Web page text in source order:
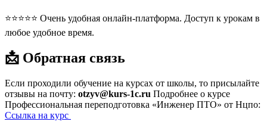
⭐⭐⭐⭐⭐ Очень удобная онлайн-платформа. Доступ к урокам в
любое удобное время.
📩 Обратная связь
Если проходили обучение на курсах от школы, то присылайте
отзывы на почту: otzyv@kurs-1c.ru Подробнее о курсе
Профессиональная переподготовка «Инженер ПТО» от Нцпо:
Ссылка на курс